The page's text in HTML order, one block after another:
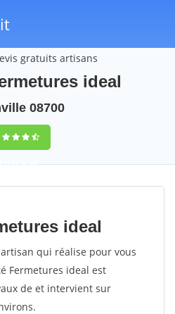
gratuits artisans
ideal
08700
(100%)82
votes
ideal
qui réalise pour vous
Fermetures ideal est
de et intervient sur